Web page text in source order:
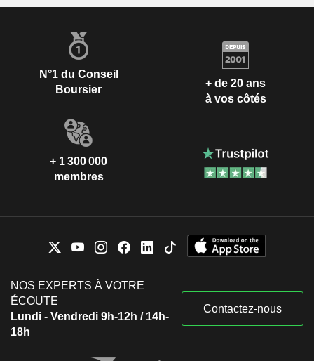
N°1 du Conseil
Boursier
+ de 20 ans
à vos côtés
+ 1 300 000
membres
NOS EXPERTS À VOTRE
ÉCOUTE
Lundi - Vendredi 9h-12h / 14h-
18h
Contactez-nous